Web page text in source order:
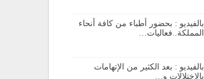
بالفيديو : بحضور أطباء من كافة أنحاء
المملكة..فعاليات…
بالفيديو : بعد الكثير من الإتهامات
بالإختلالات و…